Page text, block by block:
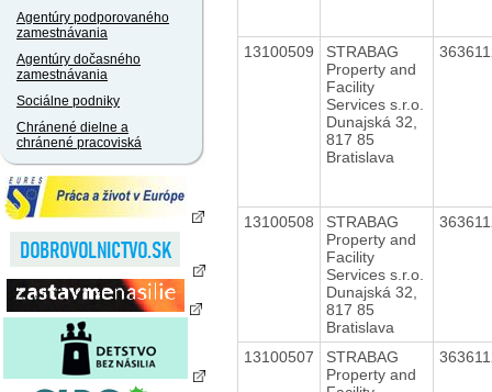
Agentúry podporovaného
zamestnávania
Agentúry dočasného
zamestnávania
Sociálne podniky
Chránené dielne a
chránené pracoviská
13100509
STRABAG
Property and
Facility
Services s.r.o.
Dunajská 32,
817 85
Bratislava
13100508
STRABAG
Property and
Facility
Services s.r.o.
Dunajská 32,
817 85
Bratislava
13100507
STRABAG
Property and